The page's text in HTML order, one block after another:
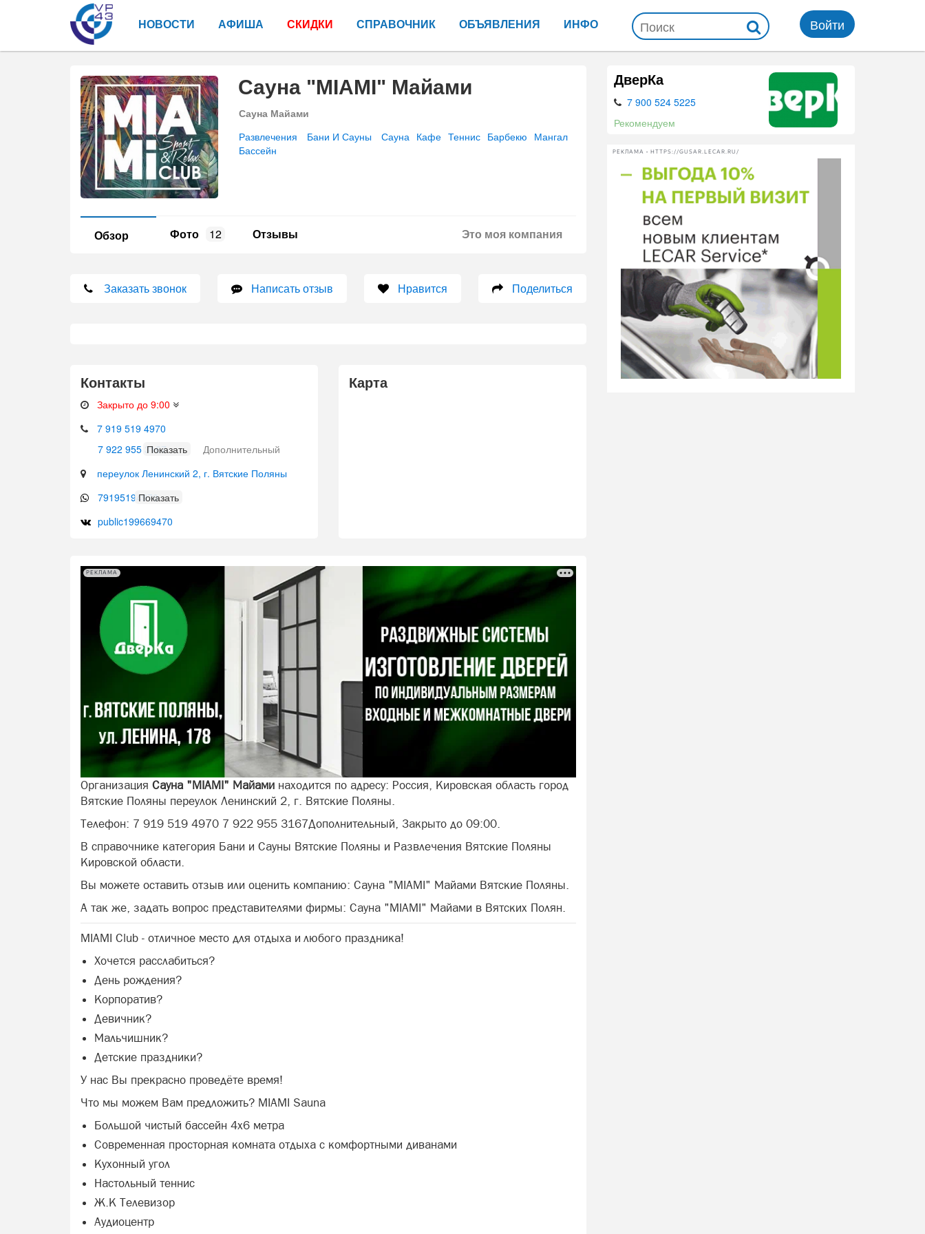
НОВОСТИ АФИША СКИДКИ СПРАВОЧНИК ОБЪЯВЛЕНИЯ ИНФО Войти
Сауна "MIAMI" Майами
Сауна Майами
Развлечения Бани И Сауны Сауна Кафе Теннис Барбекю Мангал
Бассейн
Это моя компания
Обзор Фото 12 Отзывы
Заказать звонок Написать отзыв Нравится Поделиться
Контакты
Закрыто до 9:00
7 919 519 4970
7 922 955 3167
Дополнительный
переулок Ленинский 2, г. Вятские Поляны
79195194970
public199669470
Карта
РЕКЛАМА
Организация Сауна "MIAMI" Майами находится по адресу: Россия, Кировская область город
Вятские Поляны переулок Ленинский 2, г. Вятские Поляны.
Телефон: 7 919 519 4970 7 922 955 3167Дополнительный, Закрыто до 09:00.
В справочнике категория Бани и Сауны Вятские Поляны и Развлечения Вятские Поляны
Кировской области.
Вы можете оставить отзыв или оценить компанию: Сауна "MIAMI" Майами Вятские Поляны.
А так же, задать вопрос представителями фирмы: Сауна "MIAMI" Майами в Вятских Полян.
MIAMI Club - отличное место для отдыха и любого праздника!
Хочется расслабиться?
День рождения?
Корпоратив?
Девичник?
Мальчишник?
Детские праздники?
У нас Вы прекрасно проведёте время!
Что мы можем Вам предложить? MIAMI Sauna
Большой чистый бассейн 4х6 метра
Современная просторная комната отдыха с комфортными диванами
Кухонный угол
Настольный теннис
Ж.К Телевизор
Аудиоцентр
ДверКа
7 900 524 5225
Рекомендуем
РЕКЛАМА • HTTPS://GUSAR.LECAR.RU/